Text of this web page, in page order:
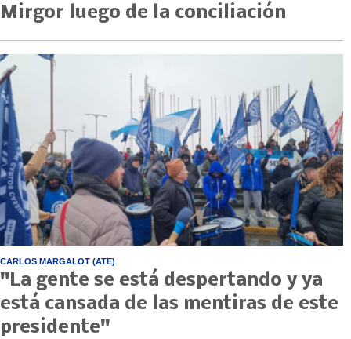
Mirgor luego de la conciliación
CARLOS MARGALOT (ATE)
"La gente se está despertando y ya
está cansada de las mentiras de este
presidente"